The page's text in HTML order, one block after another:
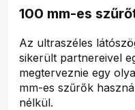
100 mm-es
Az ultraszéles
sikerült partnereivel
megterveznie egy
mm-es szűrők
nélkül.